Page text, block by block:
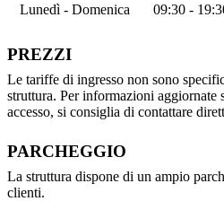
Lunedì - Domenica
09:30 -
PREZZI
Le tariffe di ingresso non sono
struttura. Per informazioni aggiornate
accesso, si consiglia di contattare
PARCHEGGIO
La struttura dispone di un ampio
clienti.